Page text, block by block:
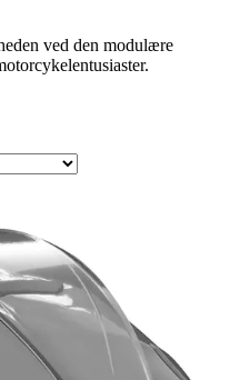
ved den modulære